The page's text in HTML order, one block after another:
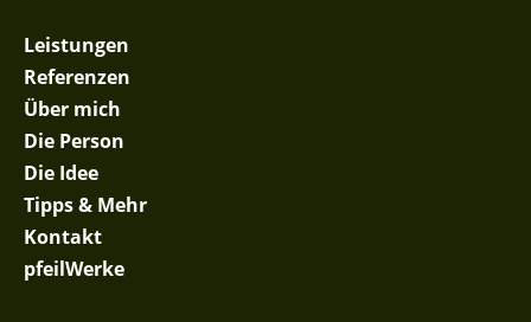
Leistungen
Referenzen
Über mich
Die Person
Die Idee
Tipps & Mehr
Kontakt
pfeilWerke